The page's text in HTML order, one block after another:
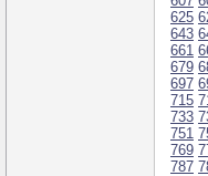
625
643
661
679
697
715
733
751
769
787